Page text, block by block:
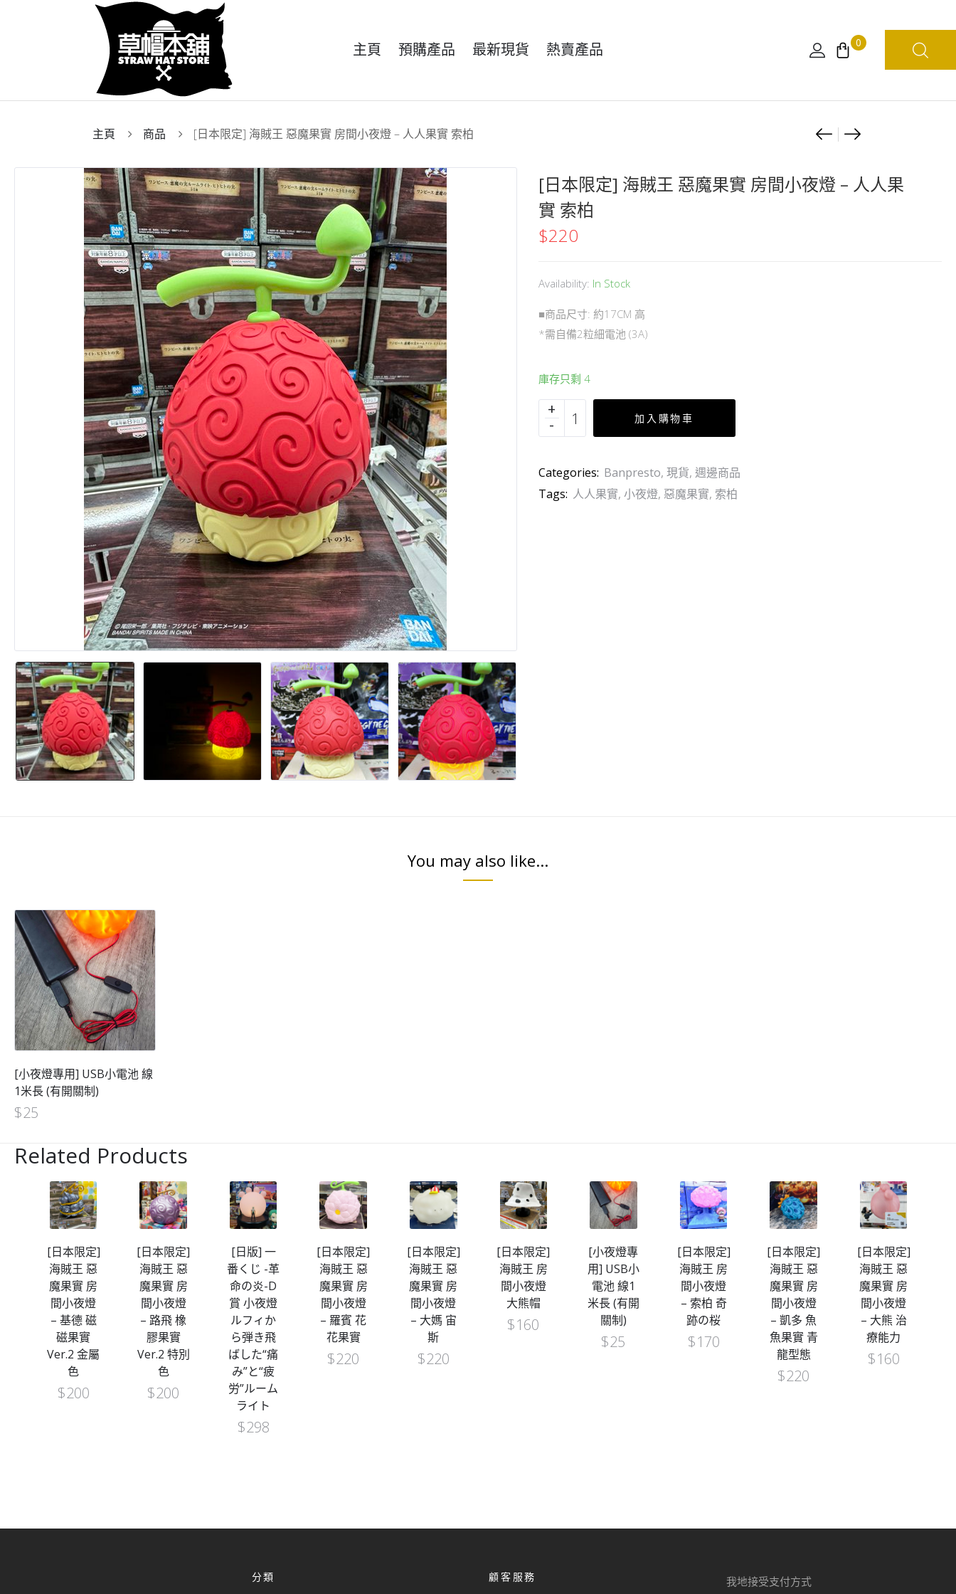
主頁 預購產品 最新現貨 熱賣產品 0
主頁 商品 [日本限定] 海賊王 惡魔果實 房間小夜燈 – 人人果實 索柏
Product
[日
電
傳
海
KING
[日本限定] 海賊王 惡魔果實 房間小夜燈 – 人人果
實 索柏
$220
Availability: In Stock
■商品尺寸: 約17CM 高
*需自備2粒細電池 (3A)
庫存只剩 4
加入購物車
Categories: Banpresto, 現貨, 週邊商品
Tags: 人人果實, 小夜燈, 惡魔果實, 索柏
You may also like...
[小夜燈專用] USB小電池 線
1米長 (有開關制)
$25
Related Products
[日本限定]
海賊王 惡
魔果實 房
間小夜燈
– 路飛 橡
膠果實
Ver.2 特別
色
$200
[日版] 一
番くじ -革
命の炎-D
賞 小夜燈
ルフィか
ら弾き飛
ばした“痛
み”と“疲
労”ルーム
[日本限定]
海賊王 惡
魔果實 房
間小夜燈
– 羅賓 花
花果實
$220
[日本限定]
海賊王 惡
魔果實 房
間小夜燈
– 大媽 宙
斯
$220
[日本限定]
海賊王 房
間小夜燈
大熊帽
$160
[小夜燈專
用] USB小
電池 線1
米長 (有開
關制)
[日本限定]
海賊王 房
間小夜燈
– 索柏 奇
跡の桜
$170
[日本限定]
海賊王 惡
魔果實 房
間小夜燈
– 凱多 魚
魚果實 青
[日本限定]
海賊王 惡
魔果實 房
間小夜燈
– 大熊 治
療能力
$160
[日本限定]
海賊王 房
間小夜燈
– 卓洛 鬼
氣九刀流
阿修羅
$170
分類 顧客服務
我地接受支付方式